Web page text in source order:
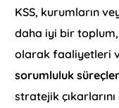
KSS, kurumların
daha iyi bir
olarak faaliyetleri
sorumluluk
stratejik